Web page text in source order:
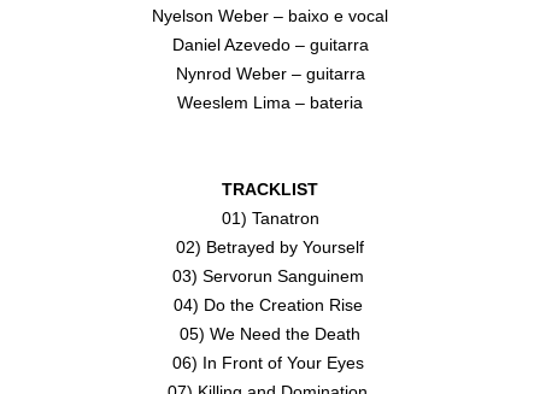
Nyelson Weber – baixo e vocal
Daniel Azevedo – guitarra
Nynrod Weber – guitarra
Weeslem Lima – bateria
TRACKLIST
01) Tanatron
02) Betrayed by Yourself
03) Servorun Sanguinem
04) Do the Creation Rise
05) We Need the Death
06) In Front of Your Eyes